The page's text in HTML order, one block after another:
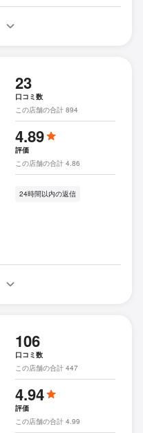
23
口コミ数
この店舗の合計 894
4.89
評価
この店舗の合計 4.86
24時間以内の返信
106
口コミ数
この店舗の合計 447
4.94
評価
この店舗の合計 4.99